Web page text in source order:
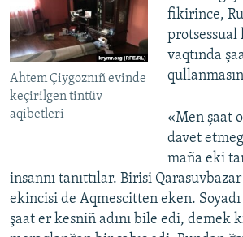
Ahtem Çiygoznıñ evinde
keçirilgen tintüv
aqibetleri
fikirince,
vaqtında
«Men şaat
davet
maña eki
insannı tanıttılar. Birisi
ekincisi de Aqmescitten eken.
şaat er kesniñ adını bile edi, demek